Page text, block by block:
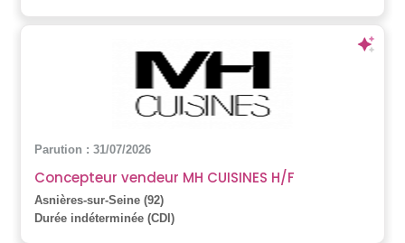
Parution : 31/07/2026
Concepteur vendeur MH CUISINES H/F
Asnières-sur-Seine (92)
Durée indéterminée (CDI)